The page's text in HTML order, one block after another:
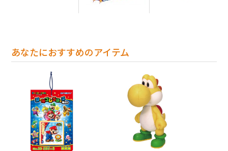
あなたにおすすめのアイテム